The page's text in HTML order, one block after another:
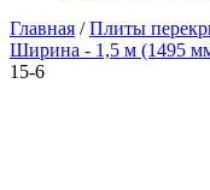
Главная /Плиты
Ширина - 1,5 м (1495
15-6